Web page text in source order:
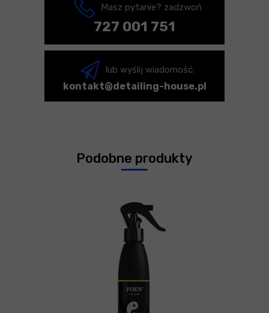
Masz pytanie? zadzwoń
727 001 751
lub wyślij wiadomość:
kontakt@detailing-house.pl
Podobne produkty